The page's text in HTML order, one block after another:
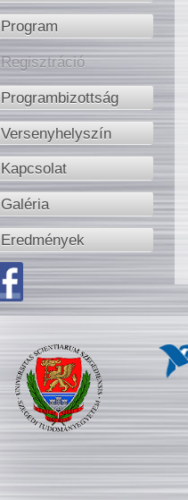
Program
Regisztráció
Programbizottság
Versenyhelyszín
Kapcsolat
Galéria
Eredmények